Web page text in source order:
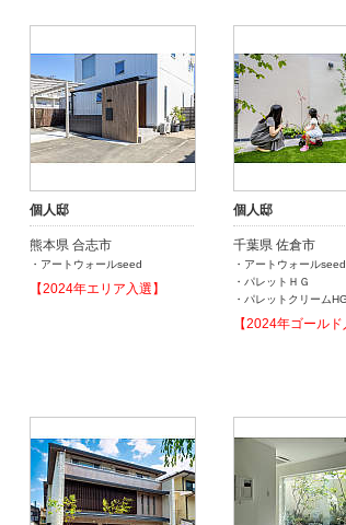
個人邸
熊本県 合志市
・アートウォールseed
【2024年エリア入選】
個人邸
千葉県 佐倉市
・アートウォールseed
・パレットＨＧ
・パレットクリームHG
【2024年ゴールド